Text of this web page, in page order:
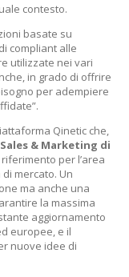
contesto.
basate su
compliant alle
utilizzate nei vari
in grado di offrire
per adempiere
Qinetic che,
& Marketing di
per l’area
mercato. Un
ma anche una
la massima
aggiornamento
europee, e il
nuove idee di